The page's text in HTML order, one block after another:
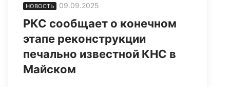
НОВОСТЬ 09.09.2025
РКС сообщает о конечном
этапе реконструкции
печально известной КНС в
Майском